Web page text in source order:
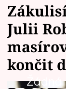
Témata
Celebrity
Vztahy
Julii
končit
Žádná